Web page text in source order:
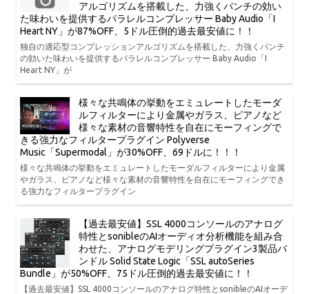
アルゴリズムを搭載した、力強くパンチの効い
た味わいを提供するパラレルコンプレッサー Baby Audio「I
Heart NY」が87%OFF、5ドル圧倒的過去最安値に！！
独自の適応型コンプレッションアルゴリズムを搭載した、力強くパンチ
の効いた味わいを提供するパラレルコンプレッサー Baby Audio「I
Heart NY」が
様々な共鳴体の挙動をエミュレートしたモーダ
ルフィルターにより金属やガラス、ピアノなど
様々な素材の音響特性を自在にモーフィングで
きる強力なフィルタープラグイン Polyverse
Music「Supermodal」が30%OFF、69ドルに！！！
様々な共鳴体の挙動をエミュレートしたモーダルフィルターにより金属
やガラス、ピアノなど様々な素材の音響特性を自在にモーフィングでき
る強力なフィルタープラグイン
【過去最安値】SSL 4000コンソールのアナログ
特性とsonibleのAIオーディオ分析機能を組み合
わせた、アナログモデリングプラグイン3製品バ
ンドル Solid State Logic「SSL autoSeries
Bundle」が50%OFF、75ドル圧倒的過去最安値に！！
【過去最安値】SSL 4000コンソールのアナログ特性とsonibleのAIオーデ